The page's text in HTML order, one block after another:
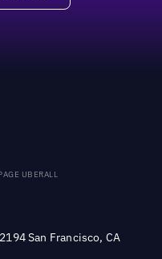
UBERALL
San Francisco, CA